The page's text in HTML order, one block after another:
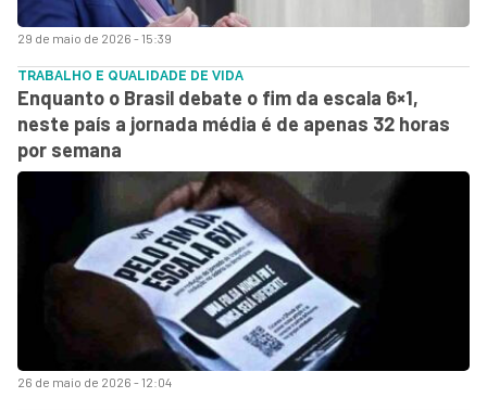
29 de maio de 2026 - 15:39
26 de maio de 2026 - 12:04
TRABALHO E QUALIDADE DE VIDA
Enquanto o Brasil debate o fim da escala 6×1,
neste país a jornada média é de apenas 32 horas
por semana